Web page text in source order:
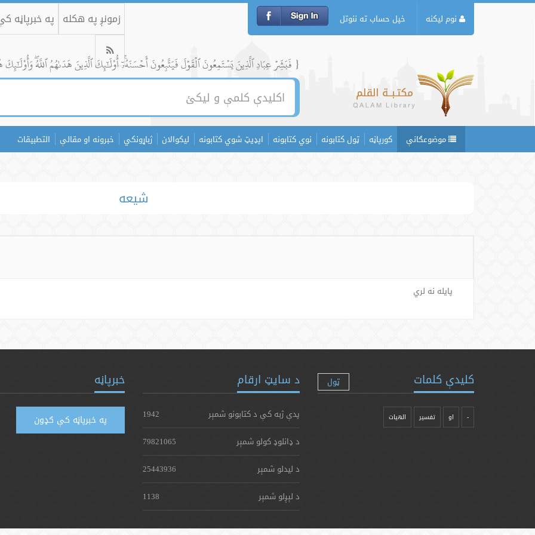
نوم لیکنه خپل حساب ته ننوتل زمونږ په هکله په خبرپاڼه
{ فَبَشِّرۡ عِبَادِ ٱلَّذِينَ يَسۡتَمِعُونَ ٱلۡقَوۡلَ فَيَتَّبِعُونَ أَحۡسَنَهُۥٓۚ أُوْلَٰٓئِكَ ٱلَّذِينَ هَدَىٰهُمُ ٱللَّهُۖ وَأُوْلَٰٓئِكَ
موضوعګانې کورپاڼه ټول کتابونه نوي کتابونه اپډیټ شوي کتابونه لیکوالان ژباړونکي خبرونه او مقالې التطبيقات
شیعه
پایله نه لري
کلیدې کلمات ټول
- او تفسیر الهیات
د سایټ ارقام
پدې ژبه کې د کتابونو شمېر
1942
د ډانلوډ کولو شمېر
79821065
د لیدلو شمېر
25443936
د لېږلو شمېر
1138
خبرپاڼه
په خبرپاڼه کې ګډون